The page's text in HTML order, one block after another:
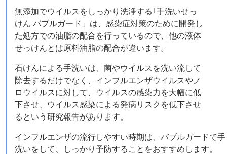
無添加でウイルスをしっかり洗浄する｢手洗いせっ
けん バブルガード」は、感染症対策のために開発し
た処方での油脂の配合を行っているので、他の液体
せっけんとは原料油脂の配合が違います。
石けんによる手洗いは、菌やウイルスを洗い流して
除去するだけでなく、インフルエンザウイルスやノ
ロウイルスに対して、ウイルスの感染力を大幅に低
下させ、ウイルス感染による発病リスクを低下させ
るという研究報告があります。
インフルエンザの流行しやすい時期は、バブルガードで手
洗いをして、しっかり予防することをおすすめします。